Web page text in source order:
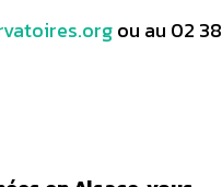
ou au 02 38